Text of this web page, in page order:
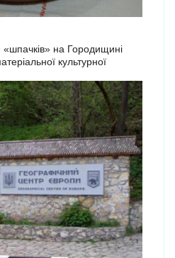
на Городищині
культурної